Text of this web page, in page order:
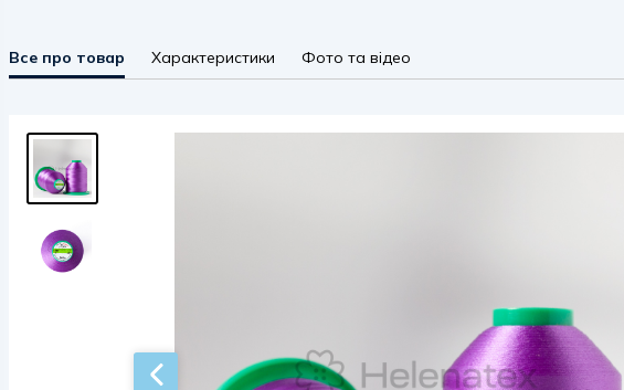
Все про товар Характеристики Фото та відео